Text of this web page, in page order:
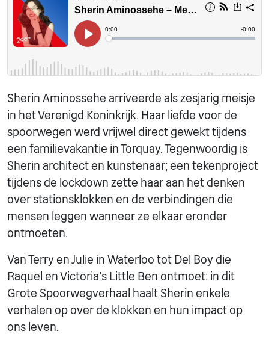
Sherin Aminossehe arriveerde als zesjarig meisje
in het Verenigd Koninkrijk. Haar liefde voor de
spoorwegen werd vrijwel direct gewekt tijdens
een familievakantie in Torquay. Tegenwoordig is
Sherin architect en kunstenaar; een tekenproject
tijdens de lockdown zette haar aan het denken
over stationsklokken en de verbindingen die
mensen leggen wanneer ze elkaar eronder
ontmoeten.
Van Terry en Julie in Waterloo tot Del Boy die
Raquel en Victoria's Little Ben ontmoet: in dit
Grote Spoorwegverhaal haalt Sherin enkele
verhalen op over de klokken en hun impact op
ons leven.